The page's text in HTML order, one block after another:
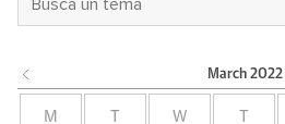
March 2022
M W